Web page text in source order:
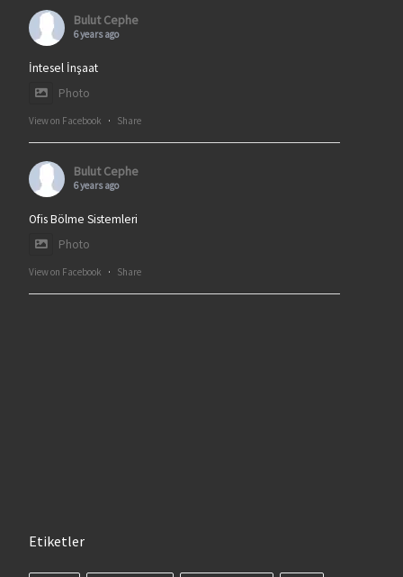
Bulut Cephe
6 years ago
İntesel İnşaat
Photo
View on Facebook · Share
Bulut Cephe
6 years ago
Ofis Bölme Sistemleri
Photo
View on Facebook · Share
Etiketler